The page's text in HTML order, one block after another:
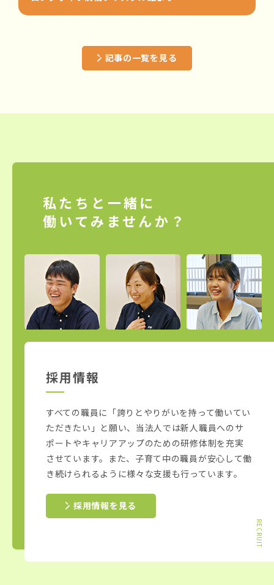
記事の一覧を見る
私たちと一緒に
働いてみませんか？
採用情報
RECRUIT
すべての職員に「誇りとやりがいを持って働いてい
ただきたい」と願い、当法人では新人職員へのサ
ポートやキャリアアップのための研修体制を充実
させています。また、子育て中の職員が安心して働
き続けられるように様々な支援も行っています。
採用情報を見る